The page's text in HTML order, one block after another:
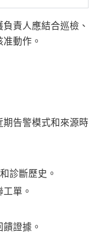
責人應結合巡檢、
動作。
告警模式和來源時
診斷歷史。
單。
證據。